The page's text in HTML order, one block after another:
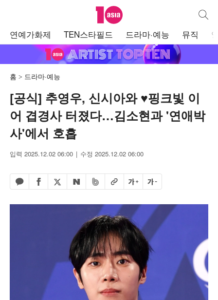
텐아시아 통합
연예가화제 TEN스타필드 드라마·예능 뮤직
홈 드라마·예능
[공식] 추영우, 신시아와 ♥핑크빛 이
어 겹경사 터졌다…김소현과 '연애박
사'에서 호흡
입력 2025.12.02 06:00 수정 2025.12.02 06:00
카카오톡 공유하기
페이스북 공유하기
엑스 공유하기
네이버 공유하기
밴드 공유하기
URL복사글자 크게글자 작게